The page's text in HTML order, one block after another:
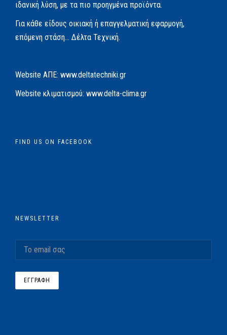
ιδανική λύση, με τα πιο προηγμένα προϊόντα.
Για κάθε είδους οικιακή ή επαγγελματική εφαρμογή,
επόμενη στάση… Δέλτα Τεχνική.
Website AΠΕ: www.deltatechniki.gr
Website κλιματισμού: www.delta-clima.gr
FIND US ON FACEBOOK
NEWSLETTER